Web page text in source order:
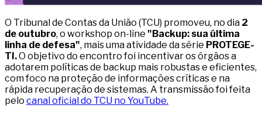
O Tribunal de Contas da União (TCU) promoveu, no dia 2
de outubro, o workshop on-line "Backup: sua última
linha de defesa", mais uma atividade da série PROTEGE-
TI.O objetivo do encontro foi incentivar os órgãos a
adotarem políticas de backup mais robustas e eficientes,
com foco na proteção de informações críticas e na
rápida recuperação de sistemas. A transmissão foi feita
pelo canal oficial do TCU no YouTube.